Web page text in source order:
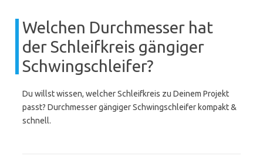
Welchen Durchmesser hat
der Schleifkreis gängiger
Schwingschleifer?
Du willst wissen, welcher Schleifkreis zu Deinem Projekt
passt? Durchmesser gängiger Schwingschleifer kompakt &
schnell.